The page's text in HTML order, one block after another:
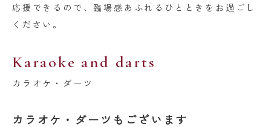
応援できるので、臨場感あふれるひとときをお過ごし
ください。
Karaoke and darts
カラオケ・ダーツ
カラオケ・ダーツもございます